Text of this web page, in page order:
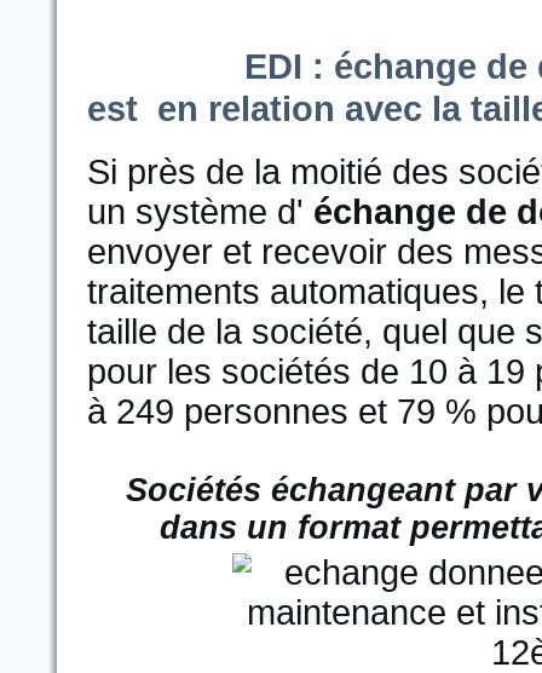
EDI : échange
est en relation avec la
Si près de la moitié des
un système d' échange de
envoyer et recevoir des
traitements automatiques, le
taille de la société, quel que
pour les sociétés de 10 à
à 249 personnes et 79 %
Sociétés échangeant par
dans un format